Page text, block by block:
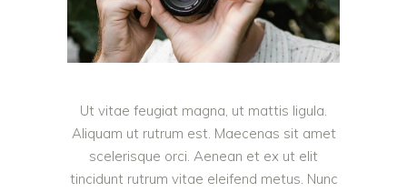
Ut vitae feugiat magna, ut mattis ligula.
Aliquam ut rutrum est. Maecenas sit amet
scelerisque orci. Aenean et ex ut elit
tincidunt rutrum vitae eleifend metus. Nunc